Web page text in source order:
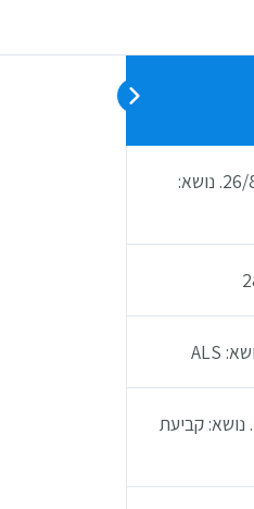
פרופ' פסח שוורצמן – 26/8/2020. נושא:
ד"ר רתם תלם – 23/12/2020. נושא: קביעת